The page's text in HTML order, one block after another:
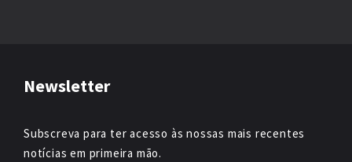
Newsletter
Subscreva para ter acesso às nossas mais recentes
notícias em primeira mão.